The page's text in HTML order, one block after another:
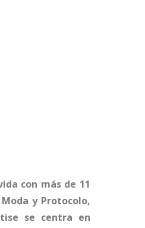
con más de 11
y Protocolo,
se centra en